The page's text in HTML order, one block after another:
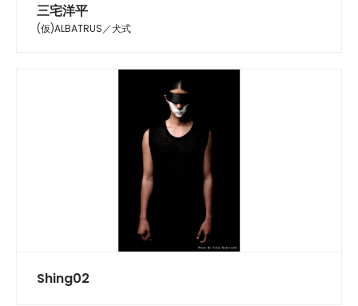
三宅洋平
(仮)ALBATRUS／犬式
Shing02